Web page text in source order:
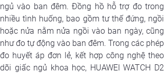
ngủ vào ban đêm. Đồng hồ hỗ trợ đo trong
nhiều tình huống, bao gồm tư thế đứng, ngồi
hoặc nửa nằm nửa ngồi vào ban ngày, cũng
như đo tự động vào ban đêm. Trong các phép
đo huyết áp đơn lẻ, kết hợp công nghệ theo
dõi giấc ngủ khoa học, HUAWEI WATCH D2